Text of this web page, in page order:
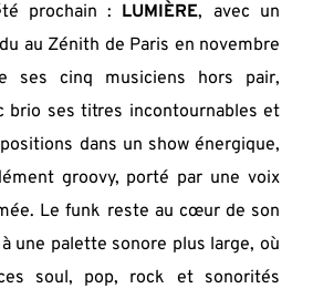
prochain : LUMIÈRE, avec un
au Zénith de Paris en novembre
brio ses titres incontournables et
dans un show énergique,
groovy, porté par une voix
Le funk reste au cœur de son
à une palette sonore plus large, où
soul, pop, rock et sonorités